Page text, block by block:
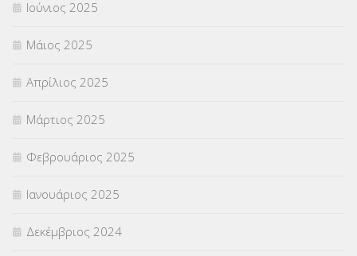
Ιούνιος 2025
Μάιος 2025
Απρίλιος 2025
Μάρτιος 2025
Φεβρουάριος 2025
Ιανουάριος 2025
Δεκέμβριος 2024